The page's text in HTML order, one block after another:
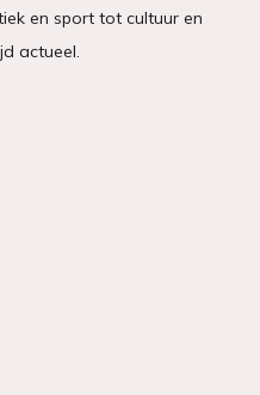
en sport tot cultuur en
actueel.